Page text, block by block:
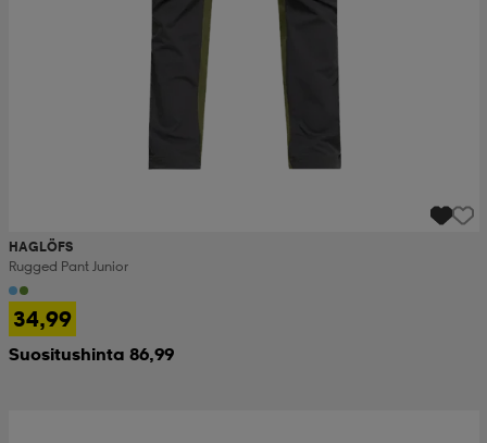
HAGLÖFS
Rugged Pant Junior
34,99
Suositushinta 86,99